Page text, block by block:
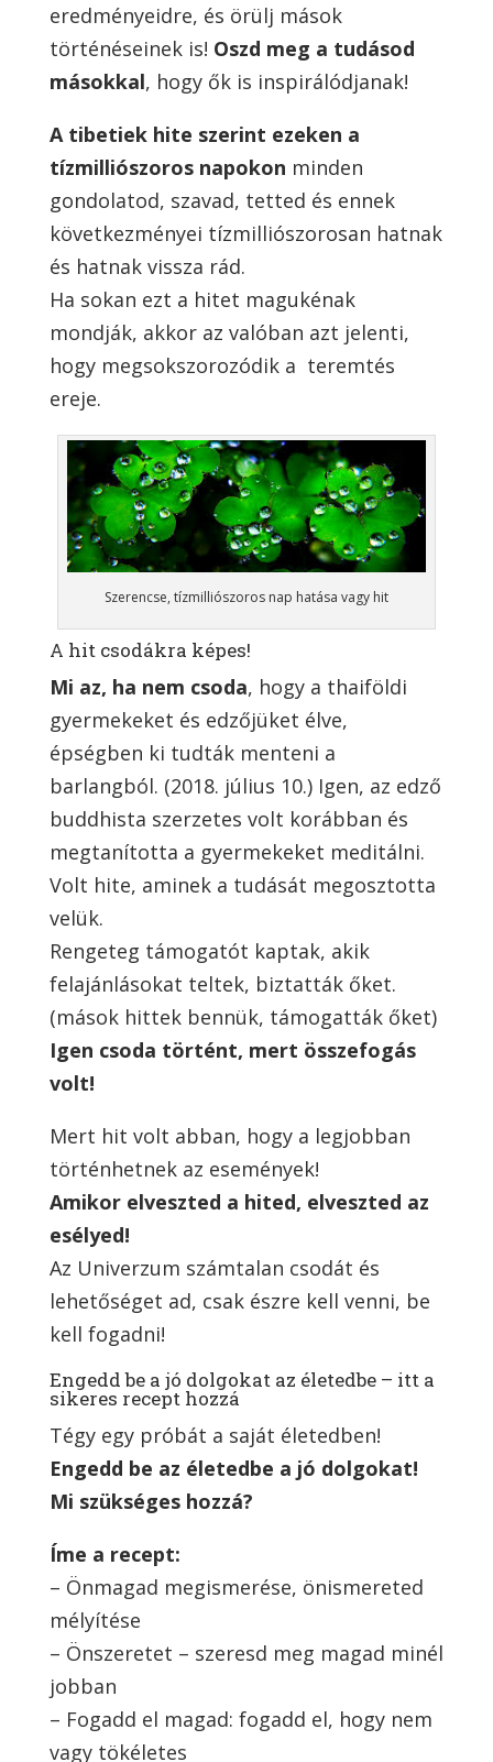
eredményeidre, és örülj mások
történéseinek is! Oszd meg a tudásod
másokkal, hogy ők is inspirálódjanak!
A tibetiek hite szerint ezeken a
tízmilliószoros napokon minden
gondolatod, szavad, tetted és ennek
következményei tízmilliószorosan hatnak
és hatnak vissza rád.
Ha sokan ezt a hitet magukénak
mondják, akkor az valóban azt jelenti,
hogy megsokszorozódik a teremtés
ereje.
Szerencse, tízmilliószoros nap hatása vagy hit
A hit csodákra képes!
Mi az, ha nem csoda, hogy a thaiföldi
gyermekeket és edzőjüket élve,
épségben ki tudták menteni a
barlangból. (2018. július 10.) Igen, az edző
buddhista szerzetes volt korábban és
megtanította a gyermekeket meditálni.
Volt hite, aminek a tudását megosztotta
velük.
Rengeteg támogatót kaptak, akik
felajánlásokat teltek, biztatták őket.
(mások hittek bennük, támogatták őket)
Igen csoda történt, mert összefogás
volt!
Mert hit volt abban, hogy a legjobban
történhetnek az események!
Amikor elveszted a hited, elveszted az
esélyed!
Az Univerzum számtalan csodát és
lehetőséget ad, csak észre kell venni, be
kell fogadni!
Engedd be a jó dolgokat az életedbe – itt a
sikeres recept hozzá
Tégy egy próbát a saját életedben!
Engedd be az életedbe a jó dolgokat!
Mi szükséges hozzá?
Íme a recept:
– Önmagad megismerése, önismereted
mélyítése
– Önszeretet – szeresd meg magad minél
jobban
– Fogadd el magad: fogadd el, hogy nem
vagy tökéletes